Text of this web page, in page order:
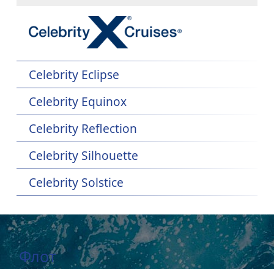
Celebrity Eclipse
Celebrity Equinox
Celebrity Reflection
Celebrity Silhouette
Celebrity Solstice
Флот